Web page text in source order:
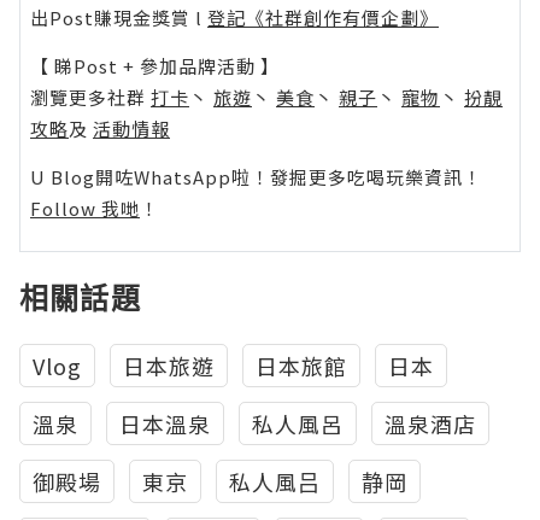
出Post賺現金獎賞 l 登記《社群創作有價企劃》
【 睇Post + 參加品牌活動 】
瀏覽更多社群 打卡 丶 旅遊 丶 美食 丶 親子 丶 寵物 丶 扮靚
攻略及 活動情報
U Blog開咗WhatsApp啦！發掘更多吃喝玩樂資訊！
Follow 我哋 ！
相關話題
Vlog 日本旅遊 日本旅館
日本
溫泉
日本溫泉 私人風呂
溫泉酒店
御殿場
東京 私人風吕
静岡